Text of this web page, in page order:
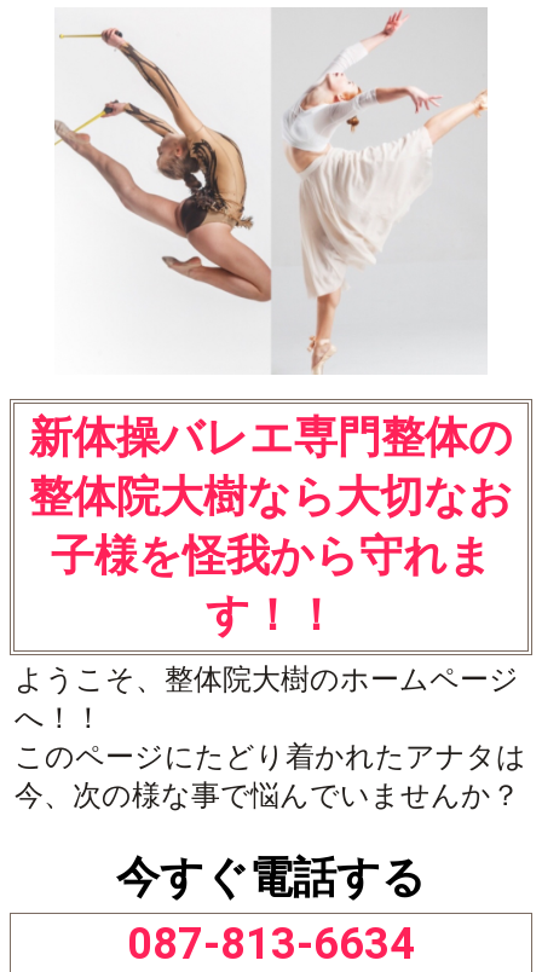
新体操バレエ専門整体の
整体院大樹なら大切なお
子様を怪我から守れま
す！！
ようこそ、整体院大樹のホームページ
へ！！
このページにたどり着かれたアナタは
今、次の様な事で悩んでいませんか？
今すぐ電話する
087-813-6634